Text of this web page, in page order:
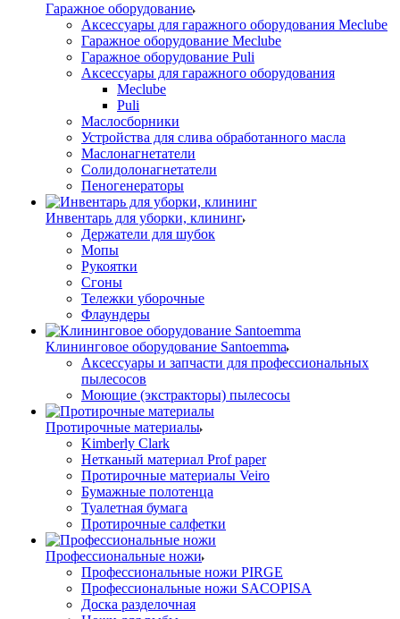
Гаражное оборудование
Аксессуары для гаражного оборудования Meclube
Гаражное оборудование Meclube
Гаражное оборудование Puli
Аксессуары для гаражного оборудования
Meclube
Puli
Маслосборники
Устройства для слива обработанного масла
Маслонагнетатели
Солидолонагнетатели
Пеногенераторы
Инвентарь для уборки, клининг
Держатели для шубок
Мопы
Рукоятки
Сгоны
Тележки уборочные
Флаундеры
Клининговое оборудование Santoemma
Аксессуары и запчасти для профессиональных
пылесосов
Моющие (экстракторы) пылесосы
Протирочные материалы
Kimberly Clark
Нетканый материал Prof paper
Протирочные материалы Veiro
Бумажные полотенца
Туалетная бумага
Протирочные салфетки
Профессиональные ножи
Профессиональные ножи PIRGE
Профессиональные ножи SACOPISA
Доска разделочная